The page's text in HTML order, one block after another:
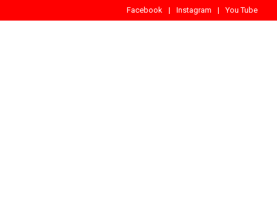
Facebook Instagram You Tube